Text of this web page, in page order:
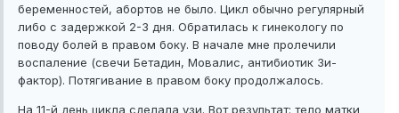
беременностей, абортов не было. Цикл обычно регулярный
либо с задержкой 2-3 дня. Обратилась к гинекологу по
поводу болей в правом боку. В начале мне пролечили
воспаление (свечи Бетадин, Мовалис, антибиотик Зи-
фактор). Потягивание в правом боку продолжалось.
На 11-й день цикла сделала узи. Вот результат: тело матки